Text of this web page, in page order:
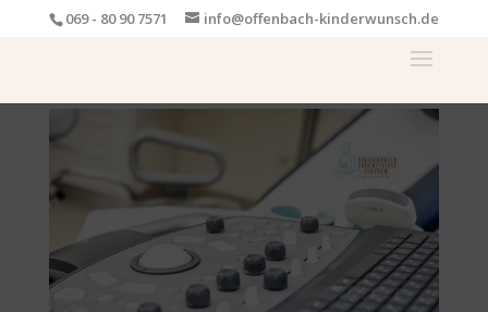
069 - 80 90 7571 info@offenbach-kinderwunsch.de